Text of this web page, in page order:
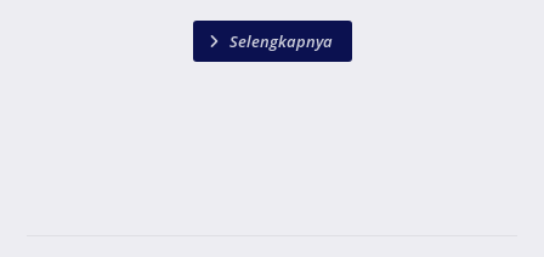
Selengkapnya